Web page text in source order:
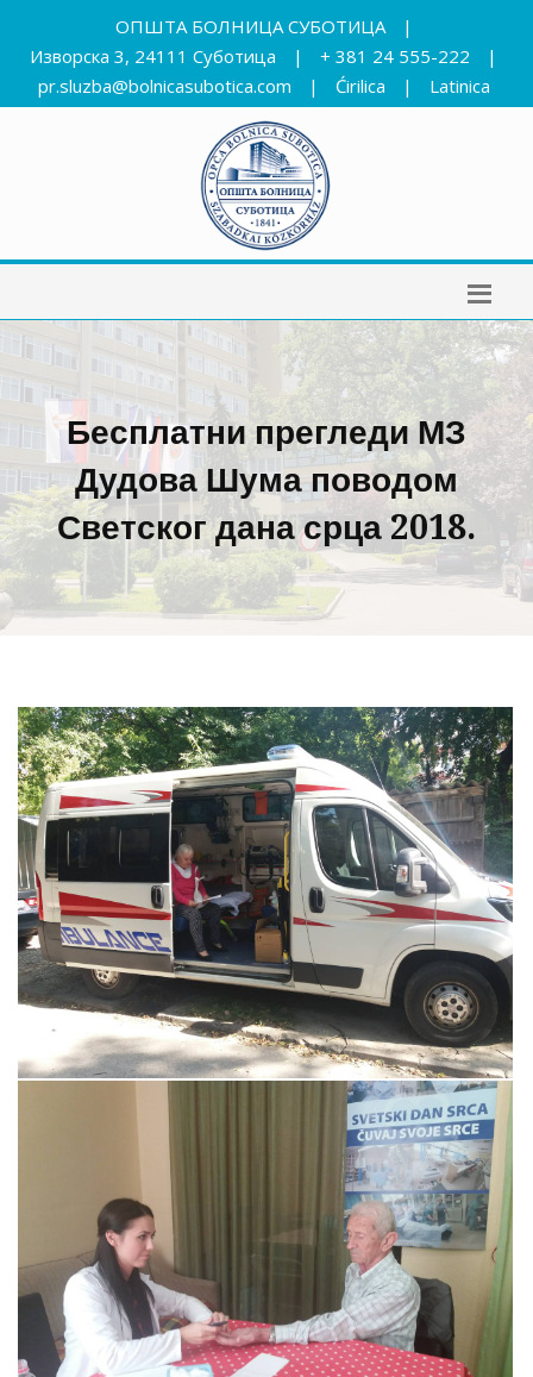
ОПШТА БОЛНИЦА СУБОТИЦА
|
Изворска 3, 24111 Суботица
| + 381 24 555-222
|
pr.sluzba@bolnicasubotica.com
| Ćirilica | Latinica
Бесплатни прегледи МЗ
Дудова Шума поводом
Светског дана срца 2018.
Прегледај галерију
Прегледај галерију